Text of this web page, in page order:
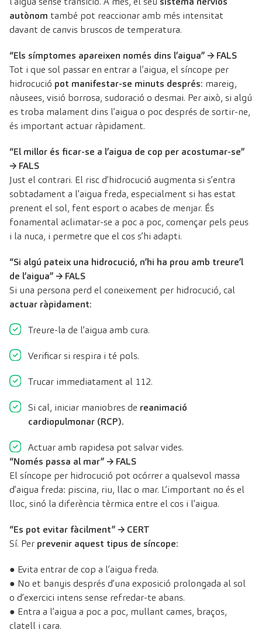
autònom també pot reaccionar amb més intensitat
davant de canvis bruscos de temperatura.
“Els símptomes apareixen només dins l’aigua” → FALS
Tot i que sol passar en entrar a l’aigua, el síncope per
hidrocució pot manifestar-se minuts després: mareig,
nàusees, visió borrosa, sudoració o desmai. Per això, si algú
es troba malament dins l’aigua o poc després de sortir-ne,
és important actuar ràpidament.
“El millor és ficar-se a l’aigua de cop per acostumar-se”
→ FALS
Just el contrari. El risc d’hidrocució augmenta si s’entra
sobtadament a l’aigua freda, especialment si has estat
prenent el sol, fent esport o acabes de menjar. És
fonamental aclimatar-se a poc a poc, començar pels peus
i la nuca, i permetre que el cos s’hi adapti.
“Si algú pateix una hidrocució, n’hi ha prou amb treure’l
de l’aigua” → FALS
Si una persona perd el coneixement per hidrocució, cal
actuar ràpidament:
Treure-la de l’aigua amb cura.
Verificar si respira i té pols.
Trucar immediatament al 112.
Si cal, iniciar maniobres de reanimació
cardiopulmonar (RCP).
Actuar amb rapidesa pot salvar vides.
“Només passa al mar” → FALS
El síncope per hidrocució pot ocórrer a qualsevol massa
d’aigua freda: piscina, riu, llac o mar. L’important no és el
lloc, sinó la diferència tèrmica entre el cos i l’aigua.
“Es pot evitar fàcilment” → CERT
Sí. Per prevenir aquest tipus de síncope:
● Evita entrar de cop a l’aigua freda.
● No et banyis després d’una exposició prolongada al sol
o d’exercici intens sense refredar-te abans.
● Entra a l’aigua a poc a poc, mullant cames, braços,
clatell i cara.